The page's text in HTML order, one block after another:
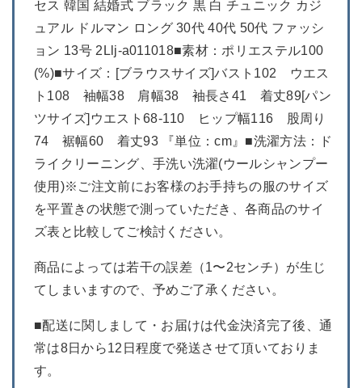
セス 韓国 結婚式 ブラック 黒 白 チュニック カジ
ュアル ドルマン ロング 30代 40代 50代 ファッシ
ョン 13号 2Llj-a011018■素材：ポリエステル100
(%)■サイズ：[ブラウスサイズ]バスト102 ウエス
ト108 袖幅38 肩幅38 袖長さ41 着丈89[パン
ツサイズ]ウエスト68-110 ヒップ幅116 股周り
74 裾幅60 着丈93 『単位：cm』■洗濯方法：ド
ライクリーニング、手洗い洗濯(ウールシャンプー
使用)※ご注文前にお客様のお手持ちの服のサイズ
を平置きの状態で測っていただき、各商品のサイ
ズ表と比較してご検討ください。
商品によっては若干の誤差（1〜2センチ）が生じ
てしまいますので、予めご了承ください。
■配送に関しまして・お届けは代金決済完了後、通
常は8日から12日程度で発送させて頂いておりま
す。